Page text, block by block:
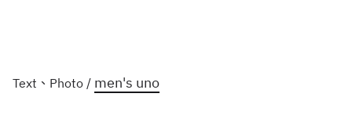
Text、Photo / men's uno